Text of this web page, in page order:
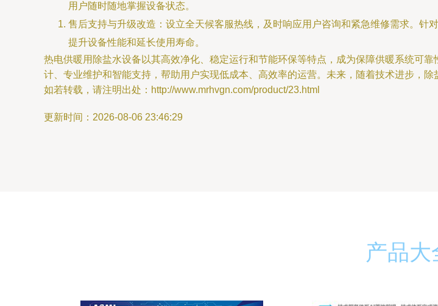
用户随时随地掌握设备状态。
售后支持与升级改造：设立全天候客服热线，及时响应用户咨询和紧急维修需求。
提升设备性能和延长使用寿命。
热电供暖用除盐水设备以其高效净化、稳定运行和节能环保等特点，成为保障供暖系统可
计、专业维护和智能支持，帮助用户实现低成本、高效率的运营。未来，随着技术进步，
如若转载，请注明出处：http://www.mrhvgn.com/product/23.html
更新时间：2026-08-06 23:46:29
产品大